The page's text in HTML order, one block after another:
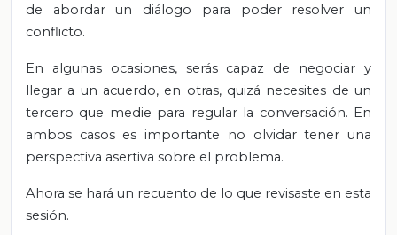
de abordar un diálogo para poder resolver un
conflicto.
En algunas ocasiones, serás capaz de negociar y
llegar a un acuerdo, en otras, quizá necesites de un
tercero que medie para regular la conversación. En
ambos casos es importante no olvidar tener una
perspectiva asertiva sobre el problema.
Ahora se hará un recuento de lo que revisaste en esta
sesión.